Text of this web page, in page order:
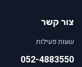
צור קשר
שעות פעילות
052-4883550